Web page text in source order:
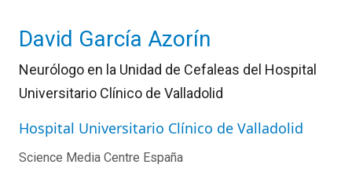
David García Azorín
Neurólogo en la Unidad de Cefaleas del Hospital
Universitario Clínico de Valladolid
Hospital Universitario Clínico de Valladolid
Science Media Centre España